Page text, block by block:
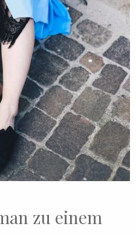
zu einem